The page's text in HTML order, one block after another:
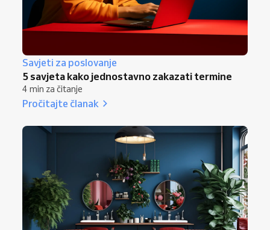
Savjeti za poslovanje
5 savjeta kako jednostavno zakazati termine
4 min za čitanje
Pročitajte članak